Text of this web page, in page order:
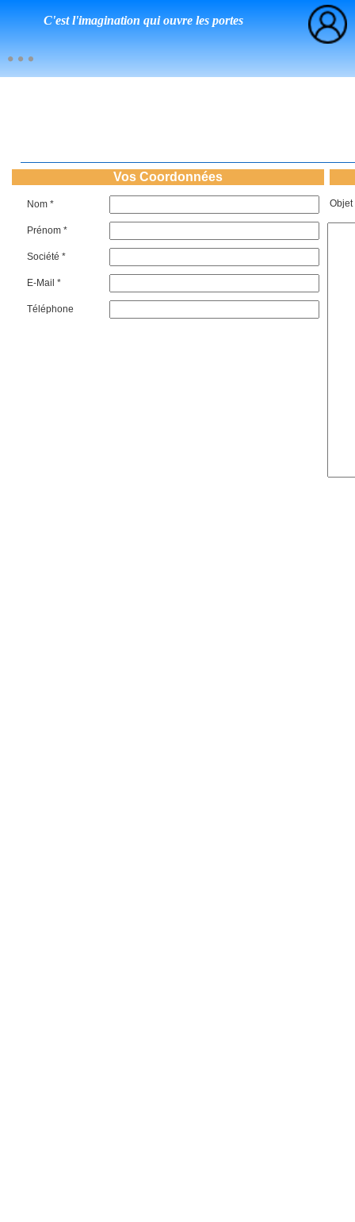
C'est l'imagination qui ouvre les portes
E-Mail *
Téléphone
Société *
Nom *
Prénom *
Objet
Vos Coordonnées